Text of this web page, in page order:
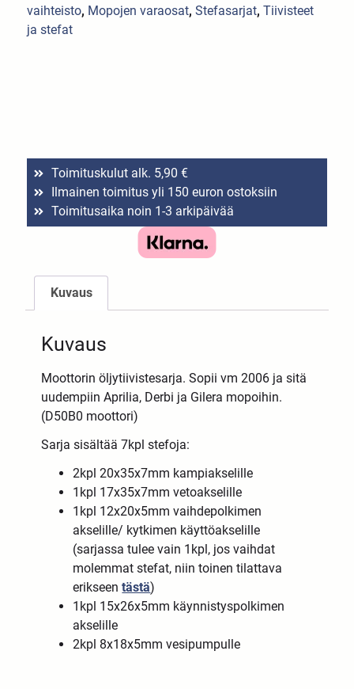
vaihteisto, Mopojen varaosat,Stefasarjat,Tiivisteet
ja stefat
Toimituskulut alk. 5,90 €
Ilmainen toimitus yli 150 euron ostoksiin
Toimitusaika noin 1-3 arkipäivää
Kuvaus
Kuvaus
Moottorin öljytiivistesarja. Sopii vm 2006 ja sitä
uudempiin Aprilia, Derbi ja Gilera mopoihin.
(D50B0 moottori)
Sarja sisältää 7kpl stefoja:
2kpl 20x35x7mm kampiakselille
1kpl 17x35x7mm vetoakselille
1kpl 12x20x5mm vaihdepolkimen
akselille/ kytkimen käyttöakselille
(sarjassa tulee vain 1kpl, jos vaihdat
molemmat stefat, niin toinen tilattava
erikseentästä)
1kpl 15x26x5mm käynnistyspolkimen
akselille
2kpl 8x18x5mm vesipumpulle